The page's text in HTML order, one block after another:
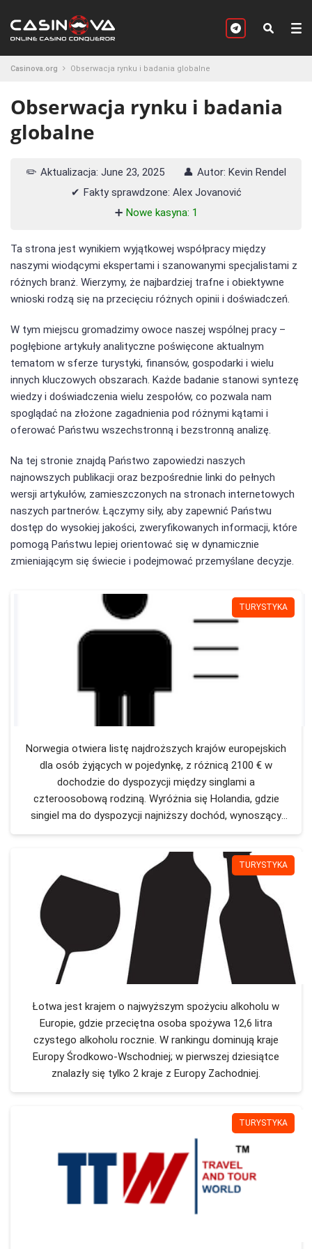
Casinova.org Obserwacja rynku i badania globalne
Obserwacja rynku i badania
globalne
✏️ Aktualizacja: June 23, 2025 👤 Autor: Kevin Rendel
✔ Fakty sprawdzone: Alex Jovanović
➕ Nowe kasyna: 1
Ta strona jest wynikiem wyjątkowej współpracy między
naszymi wiodącymi ekspertami i szanowanymi specjalistami z
różnych branż. Wierzymy, że najbardziej trafne i obiektywne
wnioski rodzą się na przecięciu różnych opinii i doświadczeń.
W tym miejscu gromadzimy owoce naszej wspólnej pracy –
pogłębione artykuły analityczne poświęcone aktualnym
tematom w sferze turystyki, finansów, gospodarki i wielu
innych kluczowych obszarach. Każde badanie stanowi syntezę
wiedzy i doświadczenia wielu zespołów, co pozwala nam
spoglądać na złożone zagadnienia pod różnymi kątami i
oferować Państwu wszechstronną i bezstronną analizę.
Na tej stronie znajdą Państwo zapowiedzi naszych
najnowszych publikacji oraz bezpośrednie linki do pełnych
wersji artykułów, zamieszczonych na stronach internetowych
naszych partnerów. Łączymy siły, aby zapewnić Państwu
dostęp do wysokiej jakości, zweryfikowanych informacji, które
pomogą Państwu lepiej orientować się w dynamicznie
zmieniającym się świecie i podejmować przemyślane decyzje.
TURYSTYKA
Norwegia otwiera listę najdroższych krajów europejskich
dla osób żyjących w pojedynkę, z różnicą 2100 € w
dochodzie do dyspozycji między singlami a
czteroosobową rodziną. Wyróżnia się Holandia, gdzie
singiel ma do dyspozycji najniższy dochód, wynoszący
zaledwie 391 €. Na drugim miejscu plasuje się Luksemburg,
który ma najwyższe koszty życia, wymagające od singli
wydawania 2100 € miesięcznie.
TURYSTYKA
Łotwa jest krajem o najwyższym spożyciu alkoholu w
Europie, gdzie przeciętna osoba spożywa 12,6 litra
czystego alkoholu rocznie. W rankingu dominują kraje
Europy Środkowo-Wschodniej; w pierwszej dziesiątce
znalazły się tylko 2 kraje z Europy Zachodniej.
TURYSTYKA